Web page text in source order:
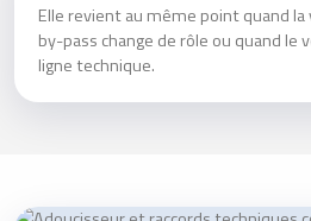
Elle revient au même point quand la
by-pass change de rôle ou quand le
ligne technique.